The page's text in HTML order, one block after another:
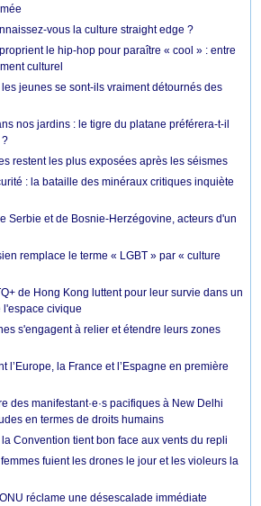
vous la culture straight edge ?
le hip-hop pour paraître « cool » : entre
culturel
jeunes se sont-ils vraiment détournés des
nos jardins : le tigre du platane préférera-t-il
?
restent les plus exposées après les séismes
: la bataille des minéraux critiques inquiète
Serbie et de Bosnie-Herzégovine, acteurs d'un
remplace le terme « LGBT » par « culture
de Hong Kong luttent pour leur survie dans un
l'espace civique
s'engagent à relier et étendre leurs zones
l’Europe, la France et l’Espagne en première
des manifestant·e·s pacifiques à New Delhi
en termes de droits humains
Convention tient bon face aux vents du repli
fuient les drones le jour et les violeurs la
réclame une désescalade immédiate